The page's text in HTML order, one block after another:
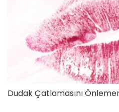
Dudak Çatlamasını